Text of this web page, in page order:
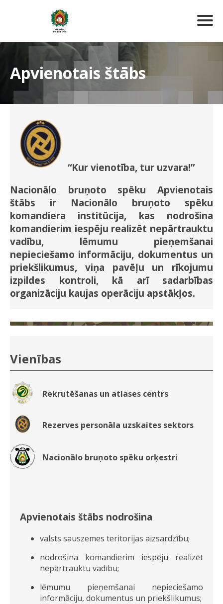
Apvienotais štābs
“Kur vienotība, tur uzvara!”
Nacionālo bruņoto spēku Apvienotais
štābs ir Nacionālo bruņoto spēku
komandiera institūcija, kas nodrošina
komandierim iespēju realizēt nepārtrauktu
vadību, lēmumu pieņemšanai
nepieciešamo informāciju, dokumentus un
priekšlikumus, viņa pavēļu un rīkojumu
izpildes kontroli, kā arī sadarbības
organizāciju kaujas operāciju apstākļos.
Vienības
Rekrutēšanas un atlases centrs
Rezerves personāla uzskaites sektors
Nacionālo bruņoto spēku orķestri
Apvienotais štābs nodrošina
valsts sauszemes teritorijas aizsardzību;
nodrošina komandierim iespēju realizēt
nepārtrauktu vadību;
lēmumu pieņemšanai nepieciešamo
informāciju, dokumentus un priekšlikumus;